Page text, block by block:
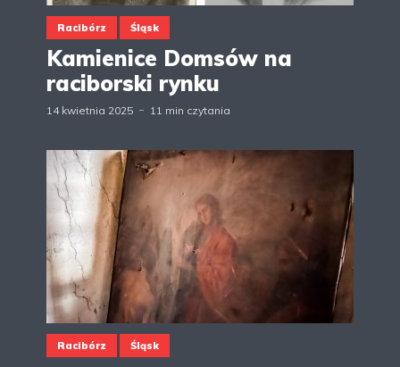
Racibórz Śląsk
Kamienice Domsów na
raciborski rynku
14 kwietnia 2025 11 min czytania
Racibórz Śląsk